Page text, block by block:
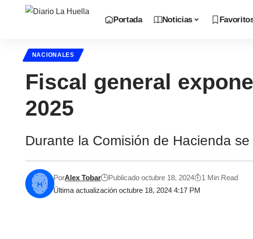
Portada Noticias
NACIONALES
Fiscal general
2025
Durante la Comisión de Hacienda
Última actualización octubre 18, 2024 4:17 PM
PorAlex Tobar Publicado octubre 18, 2024 1 Min Read